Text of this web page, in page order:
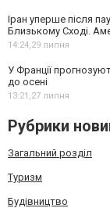
Іран уперше після
Близькому Сході.
14:24,29 липня
У Франції
до осені
13:21,27 липня
Рубрики
Загальний розділ
Туризм
Будівництво